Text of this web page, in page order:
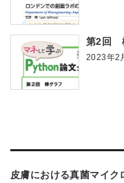
第2回
2023年2
皮膚における真菌マイク